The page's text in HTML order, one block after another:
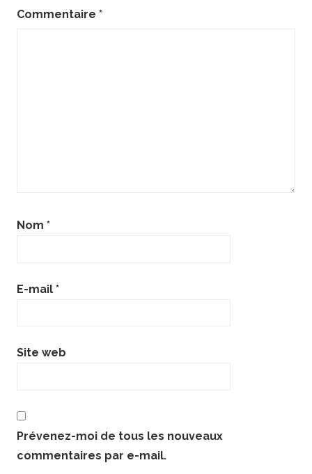
Commentaire *
Nom *
E-mail *
Site web
Prévenez-moi de tous les nouveaux
commentaires par e-mail.